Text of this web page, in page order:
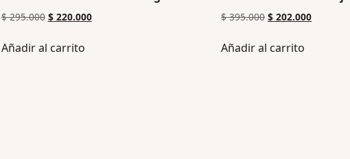
$295.000 $220.000
Añadir al carrito
$395.000 $ 202.000
Añadir al carrito